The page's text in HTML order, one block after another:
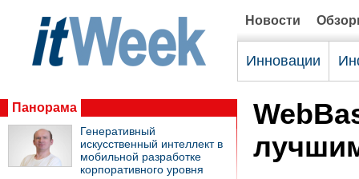
Новости
Инновации
Панорама
Генеративный
искусственный интеллект в
мобильной разработке
корпоративного уровня